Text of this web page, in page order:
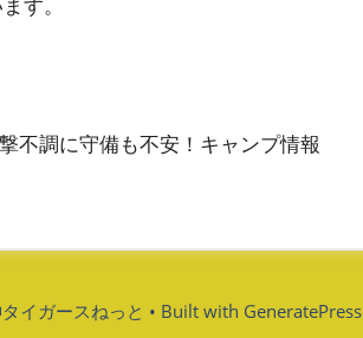
す。
不調に守備も不安！キャンプ情報
イガースねっと • Built with GeneratePress